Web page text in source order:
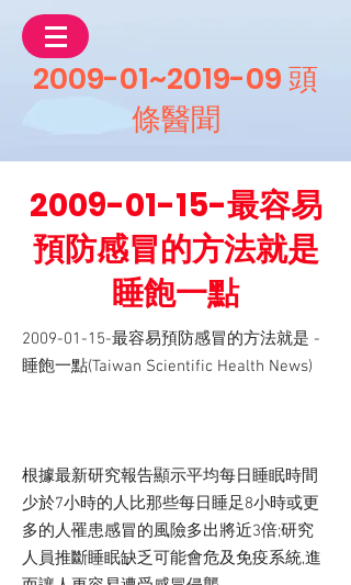
2009-01~2019-09 頭
條醫聞
2009-01-15-最容易
預防感冒的方法就是
睡飽一點
2009-01-15-最容易預防感冒的方法就是 -
睡飽一點(Taiwan Scientific Health News)
根據最新研究報告顯示平均每日睡眠時間
少於7小時的人比那些每日睡足8小時或更
多的人罹患感冒的風險多出將近3倍;研究
人員推斷睡眠缺乏可能會危及免疫系統,進